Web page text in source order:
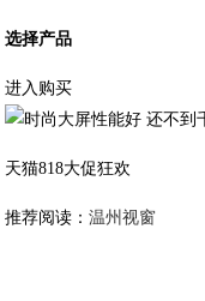
选择产品
进入购买
天猫818大促狂欢
推荐阅读：温州视窗